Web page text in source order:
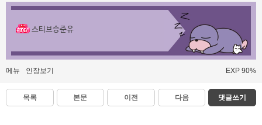
스티브승준유
메뉴 인장보기 EXP 90%
목록 본문 이전 다음 댓글쓰기